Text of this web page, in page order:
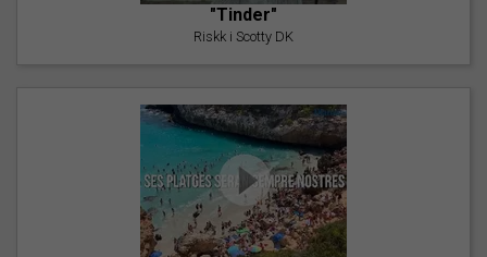
"Tinder"
Riskk i Scotty DK